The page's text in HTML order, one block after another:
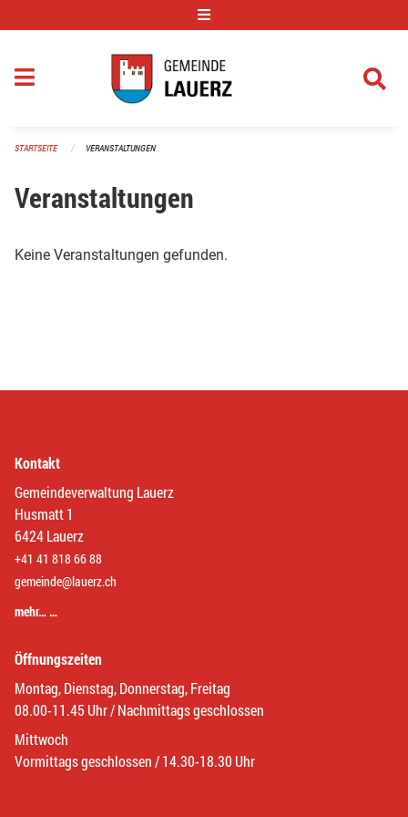
STARTSEITE VERANSTALTUNGEN
Veranstaltungen
Keine Veranstaltungen gefunden.
Kontakt
Gemeindeverwaltung Lauerz
Husmatt 1
6424 Lauerz
+41 41 818 66 88
gemeinde@lauerz.ch
mehr… …
Öffnungszeiten
Montag, Dienstag, Donnerstag, Freitag
08.00-11.45 Uhr / Nachmittags geschlossen
Mittwoch
Vormittags geschlossen / 14.30-18.30 Uhr